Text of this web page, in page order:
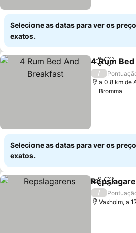
Selecione as datas para ver os
exatos.
Partilhar
4 Rum
/
a 0.8 km de
Bromma
Selecione as datas para ver os
exatos.
Partilhar
/
Vaxholm, a